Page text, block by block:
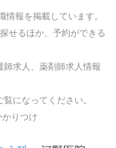
情報を掲載しています。
せるほか、予約ができる
求人、薬剤師求人情報
になってください。
りつけ